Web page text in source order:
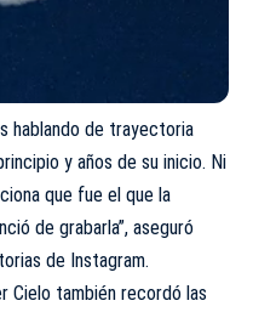
hablando de trayectoria
y años de su inicio. Ni
que fue el que la
de grabarla”, aseguró
de Instagram.
Cielo también recordó las